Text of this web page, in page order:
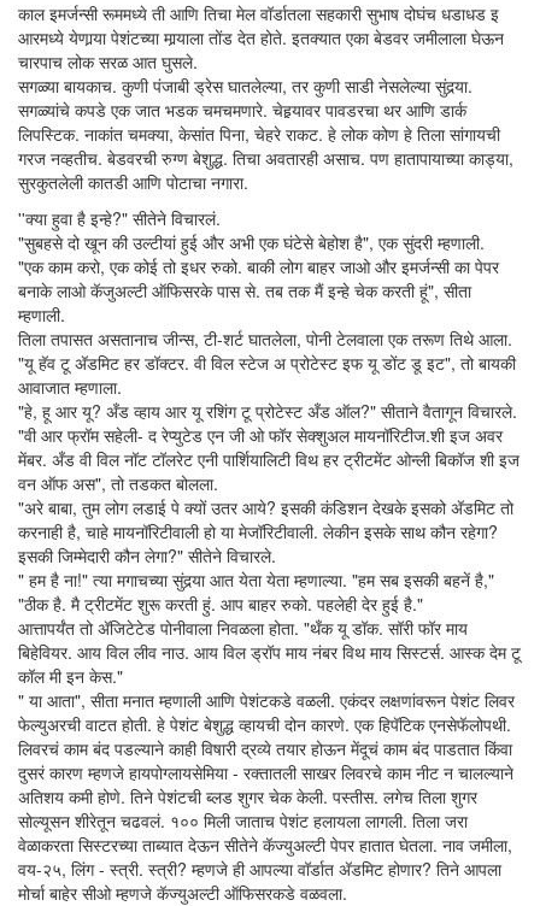
काल इमर्जन्सी रूममध्ये ती आणि तिचा मेल वॉर्डातला सहकारी सुभाष दोघंच धडाधड इ
आरमध्ये येणार्‍या पेशंटच्या मार्‍याला तोंड देत होते. इतक्यात एका बेडवर जमीलाला घेऊन
चारपाच लोक सरळ आत घुसले.
सगळ्या बायकाच. कुणी पंजाबी ड्रेस घातलेल्या, तर कुणी साडी नेसलेल्या सुंदर्‍या.
सगळ्यांचे कपडे एक जात भडक चमचमणारे. चेहर्‍यावर पावडरचा थर आणि डार्क
लिपस्टिक. नाकांत चमक्या, केसांत पिना, चेहरे राकट. हे लोक कोण हे तिला सांगायची
गरज नव्हतीच. बेडवरची रुग्ण बेशुद्ध. तिचा अवतारही असाच. पण हातापायाच्या काड्या,
सुरकुतलेली कातडी आणि पोटाचा नगारा.
''क्या हुवा है इन्हे?" सीतेने विचारलं.
"सुबहसे दो खून की उल्टीयां हुई और अभी एक घंटेसे बेहोश है", एक सुंदरी म्हणाली.
"एक काम करो, एक कोई तो इधर रुको. बाकी लोग बाहर जाओ और इमर्जन्सी का पेपर
बनाके लाओ कॅजुअल्टी ऑफिसरके पास से. तब तक मैं इन्हे चेक करती हूं", सीता
म्हणाली.
तिला तपासत असतानाच जीन्स, टी-शर्ट घातलेला, पोनी टेलवाला एक तरूण तिथे आला.
"यू हॅव टू अ‍ॅडमिट हर डॉक्टर. वी विल स्टेज अ प्रोटेस्ट इफ यू डोंट डू इट", तो बायकी
आवाजात म्हणाला.
"हे, हू आर यू? अँड व्हाय आर यू रशिंग टू प्रोटेस्ट अँड ऑल?" सीताने वैतागून विचारले.
"वी आर फ्रॉम सहेली- द रेप्युटेड एन जी ओ फॉर सेक्शुअल मायनॉरिटीज.शी इज अवर
मेंबर. अँड वी विल नॉट टॉलरेट एनी पार्शियालिटी विथ हर ट्रीटमेंट ओन्ली बिकॉज शी इज
वन ऑफ अस", तो तडकत बोलला.
"अरे बाबा, तुम लोग लडाई पे क्यों उतर आये? इसकी कंडिशन देखके इसको अ‍ॅडमिट तो
करनाही है, चाहे मायनॉरिटीवाली हो या मेजॉरिटीवाली. लेकीन इसके साथ कौन रहेगा?
इसकी जिम्मेदारी कौन लेगा?" सीतेने विचारले.
" हम है ना!" त्या मगाचच्या सुंदर्‍या आत येता येता म्हणाल्या. "हम सब इसकी बहनें है,"
"ठीक है. मै ट्रीटमेंट शुरू करती हुं. आप बाहर रुको. पहलेही देर हुई है."
आत्तापर्यंत तो अ‍ॅजिटेटेड पोनीवाला निवळला होता. "थँक यू डॉक. सॉरी फॉर माय
बिहेवियर. आय विल लीव नाउ. आय विल ड्रॉप माय नंबर विथ माय सिस्टर्स. आस्क देम टू
कॉल मी इन केस."
" या आता", सीता मनात म्हणाली आणि पेशंटकडे वळली. एकंदर लक्षणांवरून पेशंट लिवर
फेल्युअरची वाटत होती. हे पेशंट बेशुद्ध व्हायची दोन कारणे. एक हिपॅटिक एनसेफॅलोपथी.
लिवरचं काम बंद पडल्याने काही विषारी द्रव्ये तयार होऊन मेंदूचं काम बंद पाडतात किंवा
दुसरं कारण म्हणजे हायपोग्लायसेमिया - रक्तातली साखर लिवरचे काम नीट न चालल्याने
अतिशय कमी होणे. तिने पेशंटची ब्लड शुगर चेक केली. पस्तीस. लगेच तिला शुगर
सोल्यूसन शीरेतून चढवलं. १०० मिली जाताच पेशंट हलायला लागली. तिला जरा
वेळाकरता सिस्टरच्या ताब्यात देऊन सीतेने कॅज्युअल्टी पेपर हातात घेतला. नाव जमीला,
वय-२५, लिंग - स्त्री. स्त्री? म्हणजे ही आपल्या वॉर्डात अ‍ॅडमिट होणार? तिने आपला
मोर्चा बाहेर सीओ म्हणजे कॅज्युअल्टी ऑफिसरकडे वळवला.